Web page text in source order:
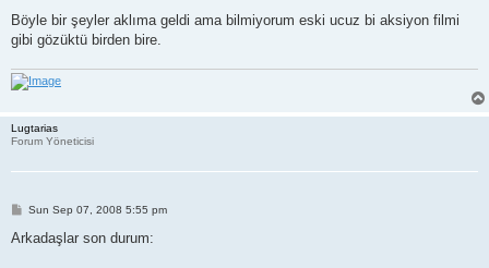
Böyle bir şeyler aklıma geldi ama bilmiyorum eski ucuz bi aksiyon filmi
gibi gözüktü birden bire.
Lugtarias
Forum Yöneticisi
P
s
Sun Sep 07, 2008 5:55 pm
Arkadaşlar son durum: